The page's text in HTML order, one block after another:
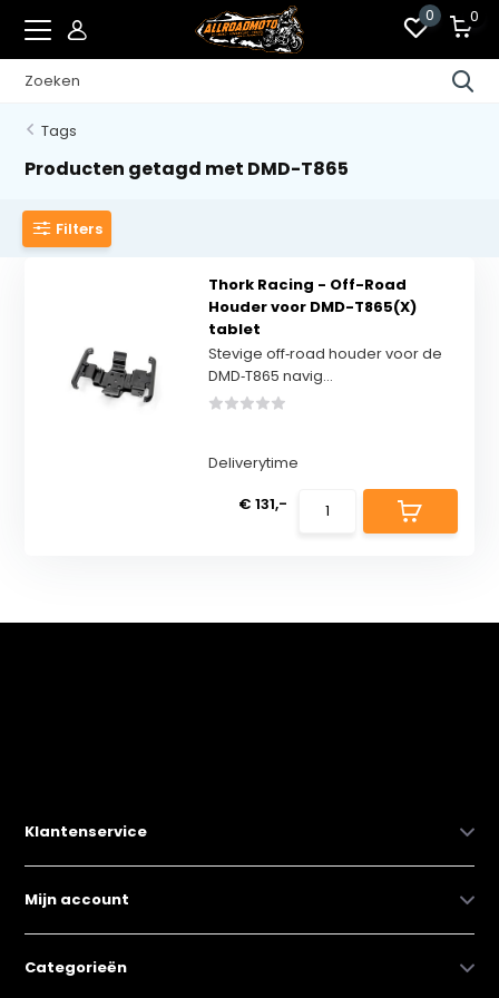
0 0
Tags
Producten getagd met DMD-T865
Filters
Thork Racing - Off-Road
Houder voor DMD-T865(X)
tablet
Stevige off‑road houder voor de
DMD‑T865 navig...
Deliverytime
€ 131,-
Klantenservice
Mijn account
Categorieën